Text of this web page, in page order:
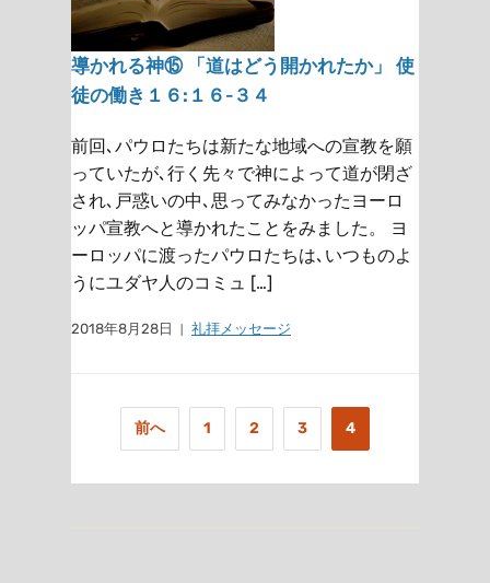
導かれる神⑮ 「道はどう開かれたか」 使
徒の働き１６:１６‐３４
前回､パウロたちは新たな地域への宣教を願
っていたが､行く先々で神によって道が閉ざ
され､戸惑いの中､思ってみなかったヨーロ
ッパ宣教へと導かれたことをみました。 ヨ
ーロッパに渡ったパウロたちは､いつものよ
うにユダヤ人のコミュ […]
2018年8月28日 礼拝メッセージ
前へ 1 2 3 4